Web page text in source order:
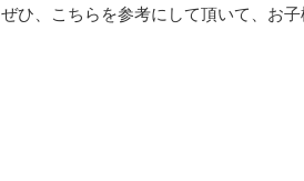
ぜひ、こちらを参考にして頂いて、お